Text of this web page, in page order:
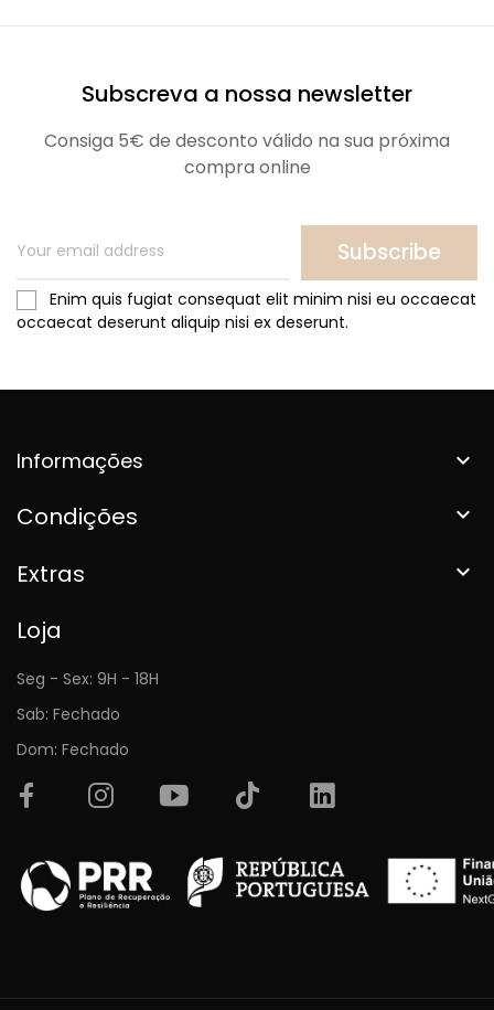
Subscreva a nossa newsletter
Consiga 5€ de desconto válido na sua próxima
compra online
Subscribe
Enim quis fugiat consequat elit minim nisi eu occaecat
occaecat deserunt aliquip nisi ex deserunt.
Informações 
Condições 
Extras 
Loja
Seg - Sex: 9H - 18H
Sab: Fechado
Dom: Fechado